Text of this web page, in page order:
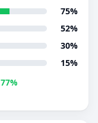
75%
52%
30%
15%
77%